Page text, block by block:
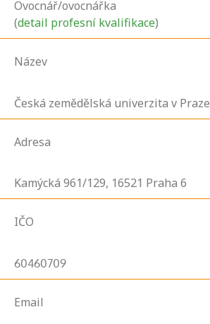
Ovocnář/ovocnářka
(detail profesní kvalifikace)
Název
Česká zemědělská univerzita v Praze
Adresa
Kamýcká 961/129, 16521 Praha 6
IČO
60460709
Email